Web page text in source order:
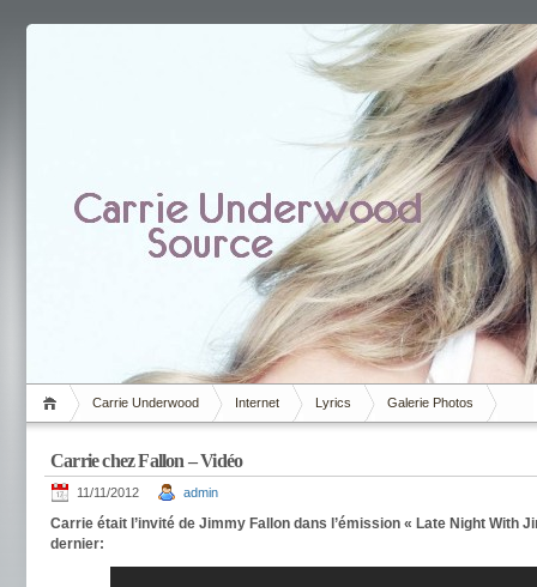
Carrie Underwood Internet Lyrics Galerie Photos
Carrie chez Fallon – Vidéo
11/11/2012 admin
Carrie était l’invité de Jimmy Fallon dans l’émission « Late Night With
dernier: